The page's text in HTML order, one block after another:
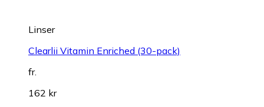
Linser
Clearlii Vitamin Enriched (30-pack)
fr.
162 kr